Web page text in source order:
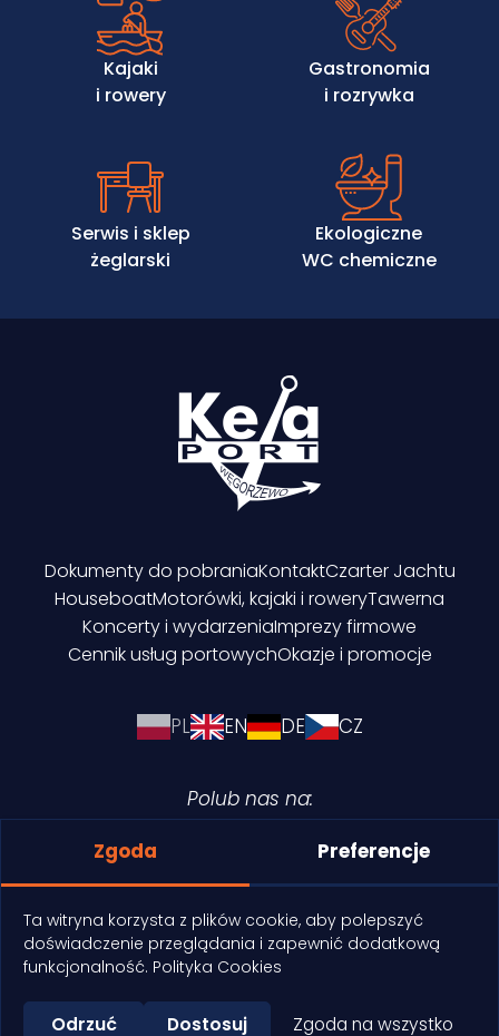
Kajaki
i rowery
Gastronomia
i rozrywka
Serwis i sklep
żeglarski
Ekologiczne
WC chemiczne
Dokumenty do pobraniaKontaktCzarter Jachtu
HouseboatMotorówki, kajaki i roweryTawerna
Koncerty i wydarzeniaImprezy firmowe
Cennik usług portowychOkazje i promocje
PL EN DE CZ
Polub nas na:
Polityka cookies
Zgoda Preferencje
Ta witryna korzysta z plików cookie, aby polepszyć
doświadczenie przeglądania i zapewnić dodatkową
funkcjonalność. Polityka Cookies
Odrzuć Dostosuj Zgoda na wszystko